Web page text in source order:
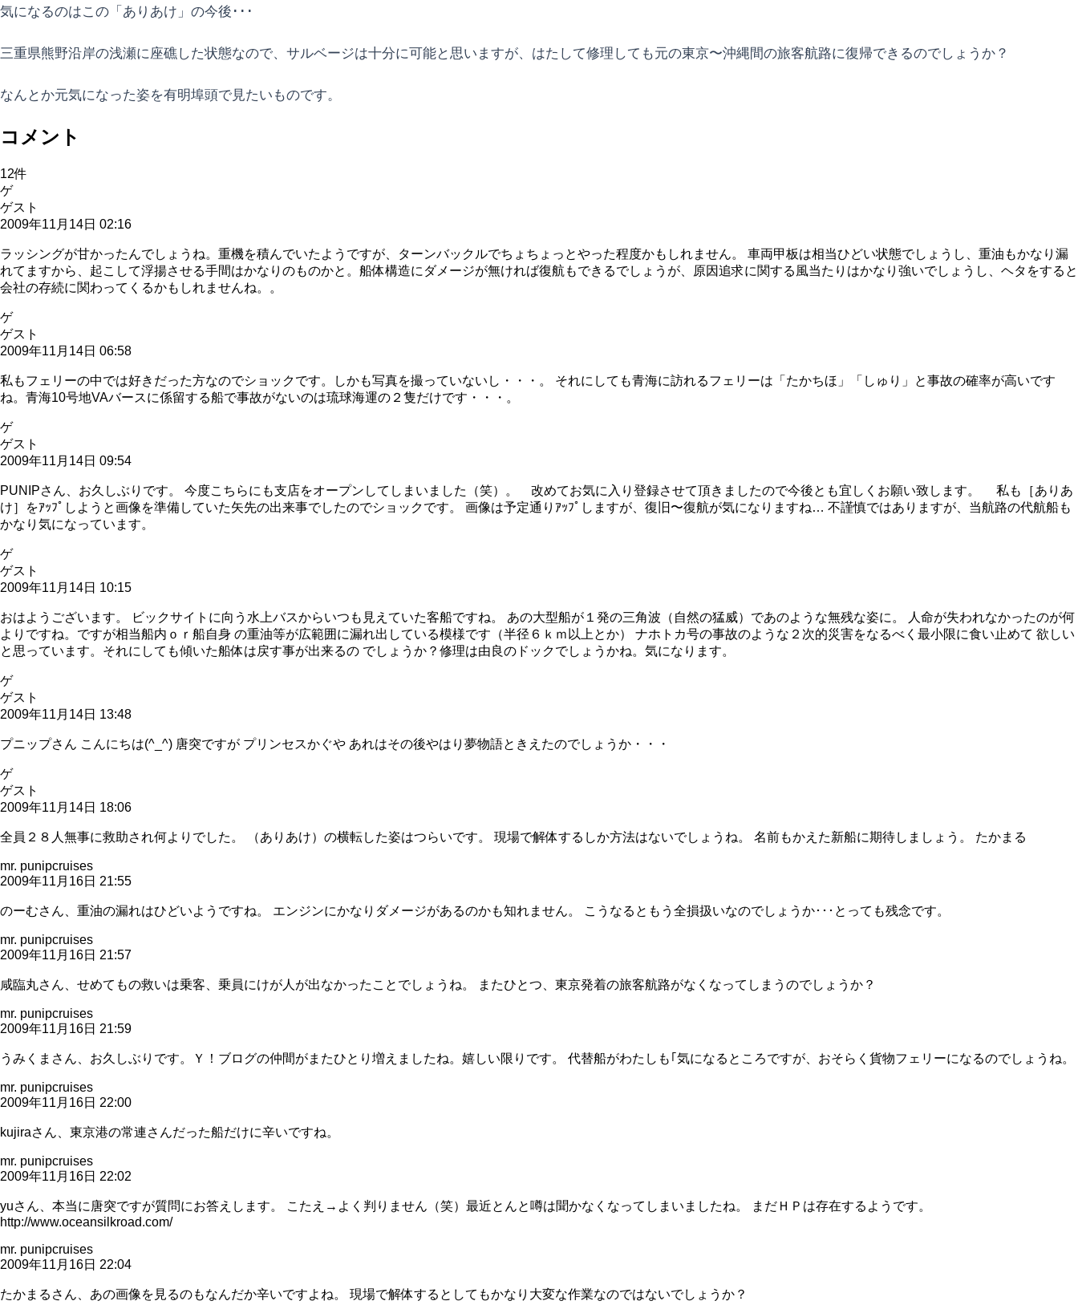
気になるのはこの「ありあけ」の今後･･･
三重県熊野沿岸の浅瀬に座礁した状態なので、サルベージは十分に可能と思いますが、はたして修理しても元の東京〜沖縄間の旅客航路に復帰できるのでしょうか？
なんとか元気になった姿を有明埠頭で見たいものです。
コメント
12件
ゲ
ゲスト
2009年11月14日 02:16
ラッシングが甘かったんでしょうね。重機を積んでいたようですが、ターンバックルでちょちょっとやった程度かもしれません。 車両甲板は相当ひどい状態でしょうし、重油もかなり漏
れてますから、起こして浮揚させる手間はかなりのものかと。船体構造にダメージが無ければ復航もできるでしょうが、原因追求に関する風当たりはかなり強いでしょうし、ヘタをすると
会社の存続に関わってくるかもしれませんね。。
ゲ
ゲスト
2009年11月14日 06:58
私もフェリーの中では好きだった方なのでショックです。しかも写真を撮っていないし・・・。 それにしても青海に訪れるフェリーは「たかちほ」「しゅり」と事故の確率が高いです
ね。青海10号地VAバースに係留する船で事故がないのは琉球海運の２隻だけです・・・。
ゲ
ゲスト
2009年11月14日 09:54
PUNIPさん、お久しぶりです。 今度こちらにも支店をオープンしてしまいました（笑）。 改めてお気に入り登録させて頂きましたので今後とも宜しくお願い致します。 私も［ありあ
け］をｱｯﾌﾟしようと画像を準備していた矢先の出来事でしたのでショックです。 画像は予定通りｱｯﾌﾟしますが、復旧〜復航が気になりますね… 不謹慎ではありますが、当航路の代航船も
かなり気になっています。
ゲ
ゲスト
2009年11月14日 10:15
おはようございます。 ビックサイトに向う水上バスからいつも見えていた客船ですね。 あの大型船が１発の三角波（自然の猛威）であのような無残な姿に。 人命が失われなかったのが何
よりですね。ですが相当船内ｏｒ船自身 の重油等が広範囲に漏れ出している模様です（半径６ｋｍ以上とか） ナホトカ号の事故のような２次的災害をなるべく最小限に食い止めて 欲しい
と思っています。それにしても傾いた船体は戻す事が出来るの でしょうか？修理は由良のドックでしょうかね。気になります。
ゲ
ゲスト
2009年11月14日 13:48
プニップさん こんにちは(^_^) 唐突ですが プリンセスかぐや あれはその後やはり夢物語ときえたのでしょうか・・・
ゲ
ゲスト
2009年11月14日 18:06
全員２８人無事に救助され何よりでした。 （ありあけ）の横転した姿はつらいです。 現場で解体するしか方法はないでしょうね。 名前もかえた新船に期待しましょう。 たかまる
mr. punipcruises
2009年11月16日 21:55
のーむさん、重油の漏れはひどいようですね。 エンジンにかなりダメージがあるのかも知れません。 こうなるともう全損扱いなのでしょうか･･･とっても残念です。
mr. punipcruises
2009年11月16日 21:57
咸臨丸さん、せめてもの救いは乗客、乗員にけが人が出なかったことでしょうね。 またひとつ、東京発着の旅客航路がなくなってしまうのでしょうか？
mr. punipcruises
2009年11月16日 21:59
うみくまさん、お久しぶりです。Ｙ！ブログの仲間がまたひとり増えましたね。嬉しい限りです。 代替船がわたしも｢気になるところですが、おそらく貨物フェリーになるのでしょうね。
mr. punipcruises
2009年11月16日 22:00
kujiraさん、東京港の常連さんだった船だけに辛いですね。
mr. punipcruises
2009年11月16日 22:02
yuさん、本当に唐突ですが質問にお答えします。 こたえ→よく判りません（笑）最近とんと噂は聞かなくなってしまいましたね。 まだＨＰは存在するようです。
http://www.oceansilkroad.com/
mr. punipcruises
2009年11月16日 22:04
たかまるさん、あの画像を見るのもなんだか辛いですよね。 現場で解体するとしてもかなり大変な作業なのではないでしょうか？